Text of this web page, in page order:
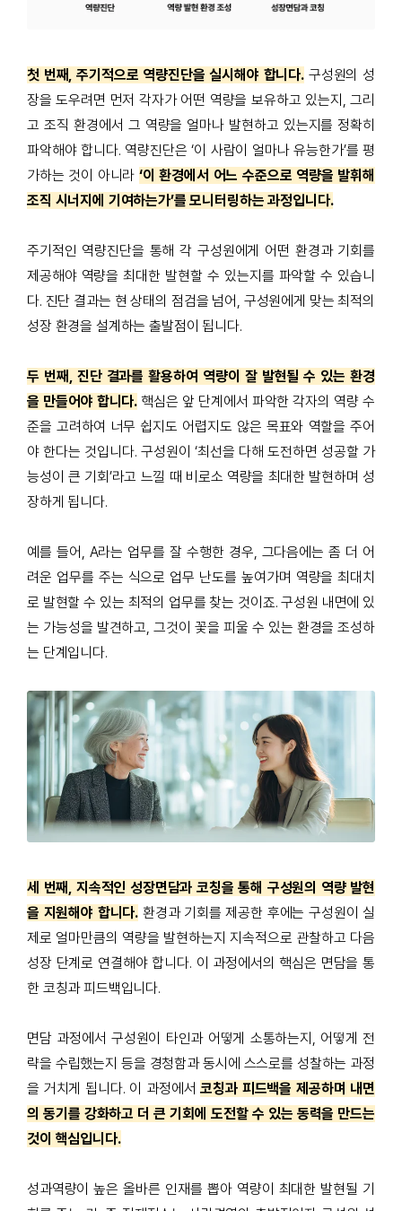
첫 번째, 주기적으로 역량진단을 실시해야 합니다. 구성원의 성
장을 도우려면 먼저 각자가 어떤 역량을 보유하고 있는지,그리
고 조직 환경에서 그 역량을 얼마나 발현하고 있는지를 정확히
파악해야 합니다. 역량진단은‘이 사람이 얼마나 유능한가’를 평
가하는 것이 아니라‘이 환경에서 어느 수준으로 역량을 발휘해
조직 시너지에 기여하는가’를 모니터링하는 과정입니다.
주기적인 역량진단을 통해 각 구성원에게 어떤 환경과 기회를
제공해야 역량을 최대한 발현할 수 있는지를 파악할 수 있습니
다. 진단 결과는 현 상태의 점검을 넘어, 구성원에게 맞는 최적의
성장 환경을 설계하는 출발점이 됩니다.
두 번째, 진단 결과를 활용하여 역량이 잘 발현될 수 있는 환경
을 만들어야 합니다. 핵심은 앞 단계에서 파악한 각자의 역량 수
준을 고려하여 너무 쉽지도 어렵지도 않은 목표와 역할을 주어
야 한다는 것입니다.구성원이‘최선을 다해 도전하면 성공할 가
능성이 큰 기회’라고 느낄 때 비로소 역량을 최대한 발현하며 성
장하게 됩니다.
예를 들어, A라는 업무를 잘 수행한 경우, 그다음에는 좀 더 어
려운 업무를 주는 식으로 업무 난도를 높여가며 역량을 최대치
로 발현할 수 있는 최적의 업무를 찾는 것이죠.구성원 내면에 있
는 가능성을 발견하고,그것이 꽃을 피울 수 있는 환경을 조성하
는 단계입니다.
세 번째, 지속적인 성장면담과 코칭을 통해 구성원의 역량 발현
을 지원해야 합니다. 환경과 기회를 제공한 후에는 구성원이 실
제로 얼마만큼의 역량을 발현하는지 지속적으로 관찰하고 다음
성장 단계로 연결해야 합니다. 이 과정에서의 핵심은 면담을 통
한 코칭과 피드백입니다.
면담 과정에서 구성원이 타인과 어떻게 소통하는지 , 어떻게 전
략을 수립했는지 등을 경청함과 동시에 스스로를 성찰하는 과정
을 거치게 됩니다. 이 과정에서코칭과 피드백을 제공하며 내면
의 동기를 강화하고 더 큰 기회에 도전할 수 있는 동력을 만드는
것이 핵심입니다.
성과역량이 높은 올바른 인재를 뽑아 역량이 최대한 발현될 기